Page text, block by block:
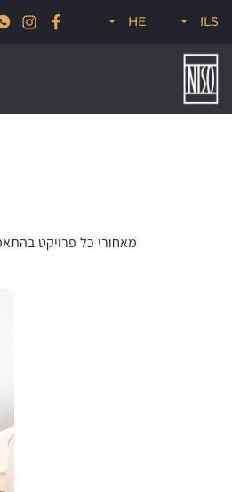
ILS
HE
חדש לקיץ 2026, קולקציות סטרים, פודל, ונודוס
מאחורי כל פרויקט